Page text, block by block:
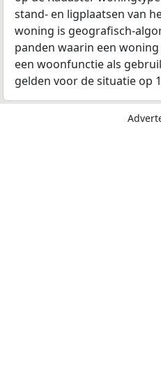
stand- en ligplaatsen van
woning is geografisch-
panden waarin een
een woonfunctie als
gelden voor de situatie op